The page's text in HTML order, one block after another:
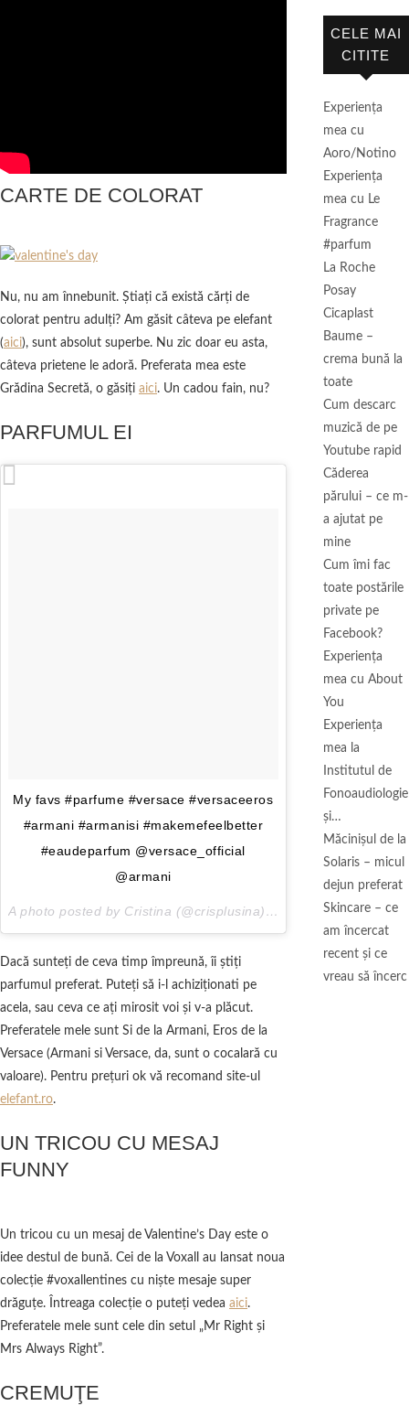
CARTE DE COLORAT
Nu, nu am înnebunit. Ştiaţi că există cărţi de
colorat pentru adulţi? Am găsit câteva pe elefant
(aici), sunt absolut superbe. Nu zic doar eu asta,
câteva prietene le adoră. Preferata mea este
Grădina Secretă, o găsiţi aici. Un cadou fain, nu?
PARFUMUL EI
My favs #parfume #versace #versaceeros
#armani #armanisi #makemefeelbetter
#eaudeparfum @versace_official
@armani
A photo posted by Cristina (@crisplusina) on Jan 17, 2016 at
Dacă sunteţi de ceva timp împreună, îi ştiţi
parfumul preferat. Puteţi să i-l achiziţionati pe
acela, sau ceva ce aţi mirosit voi şi v-a plăcut.
Preferatele mele sunt Si de la Armani, Eros de la
Versace (Armani si Versace, da, sunt o cocalară cu
valoare). Pentru preţuri ok vă recomand site-ul
elefant.ro.
UN TRICOU CU MESAJ
FUNNY
Un tricou cu un mesaj de Valentine’s Day este o
idee destul de bună. Cei de la Voxall au lansat noua
colecţie #voxallentines cu nişte mesaje super
drăguţe. Întreaga colecţie o puteţi vedea aici.
Preferatele mele sunt cele din setul „Mr Right şi
Mrs Always Right”.
CREMUŢE
CELE MAI
CITITE
Experienţa
mea cu
Aoro/Notino
Experienţa
mea cu Le
Fragrance
#parfum
La Roche
Posay
Cicaplast
Baume –
crema bună la
toate
Cum descarc
muzică de pe
Youtube rapid
Căderea
părului – ce m-
a ajutat pe
mine
Cum îmi fac
toate postările
private pe
Facebook?
Experiența
mea cu About
You
Experiența
mea la
Institutul de
Fonoaudiologie
și…
Măcinişul de la
Solaris – micul
dejun preferat
Skincare – ce
am încercat
recent și ce
vreau să încerc